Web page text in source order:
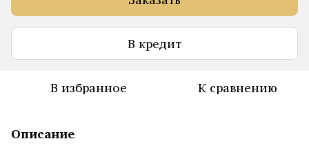
В кредит
В избранное К сравнению
Описание